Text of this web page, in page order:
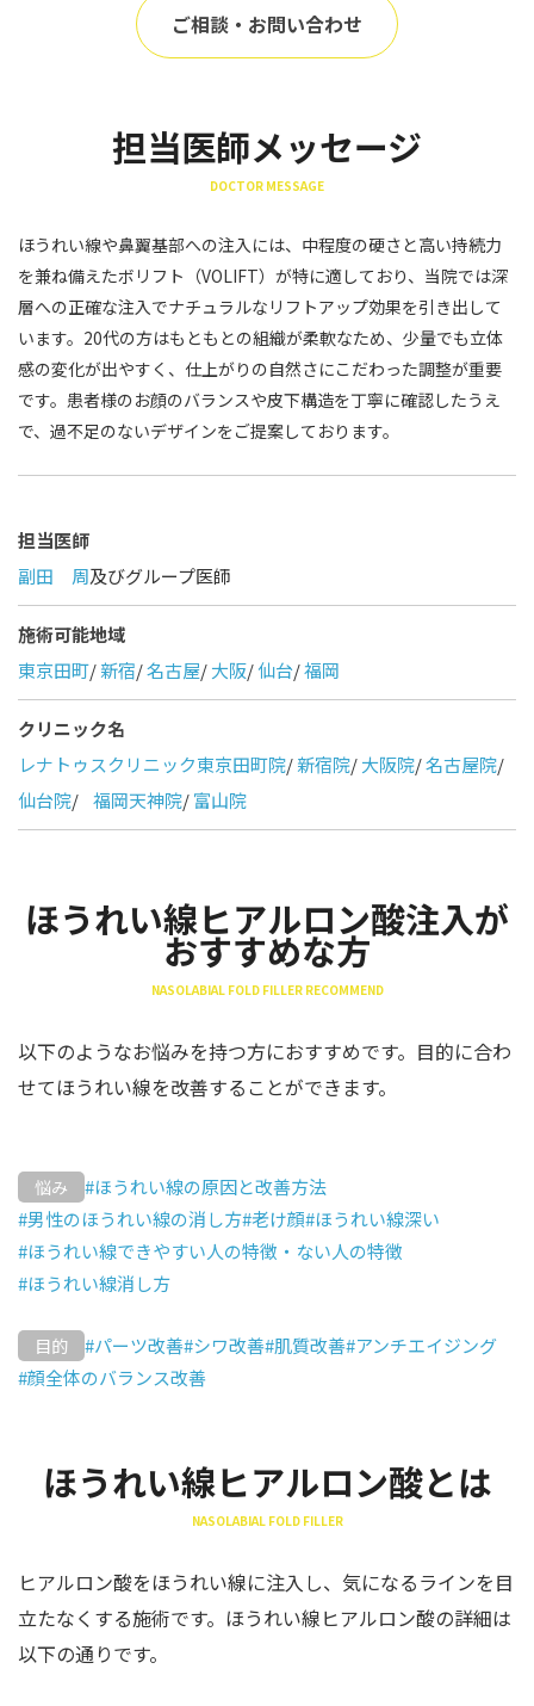
Region
地域から探す
大阪
仙台
福岡
ご相談・お問い合わせ
担当医師メッセージ
DOCTOR MESSAGE
ほうれい線や鼻翼基部への注入には、中程度の硬さと高い持続力
を兼ね備えたボリフト（VOLIFT）が特に適しており、当院では深
層への正確な注入でナチュラルなリフトアップ効果を引き出して
います。20代の方はもともとの組織が柔軟なため、少量でも立体
感の変化が出やすく、仕上がりの自然さにこだわった調整が重要
です。患者様のお顔のバランスや皮下構造を丁寧に確認したうえ
で、過不足のないデザインをご提案しております。
担当医師
副田 周及びグループ医師
施術可能地域
東京田町/新宿/名古屋/大阪/仙台/福岡
クリニック名
レナトゥスクリニック東京田町院/新宿院/大阪院/名古屋院/
仙台院/ 福岡天神院/富山院
ほうれい線ヒアルロン酸注入が
おすすめな方
NASOLABIAL FOLD FILLER RECOMMEND
以下のようなお悩みを持つ方におすすめです。目的に合わ
せてほうれい線を改善することができます。
悩み
#ほうれい線の原因と改善方法
#男性のほうれい線の消し方#老け顔#ほうれい線深い
#ほうれい線できやすい人の特徴・ない人の特徴
#ほうれい線消し方
目的 #パーツ改善#シワ改善#肌質改善#アンチエイジング
#顔全体のバランス改善
ほうれい線ヒアルロン酸とは
NASOLABIAL FOLD FILLER
ヒアルロン酸をほうれい線に注入し、気になるラインを目
立たなくする施術です。ほうれい線ヒアルロン酸の詳細は
以下の通りです。